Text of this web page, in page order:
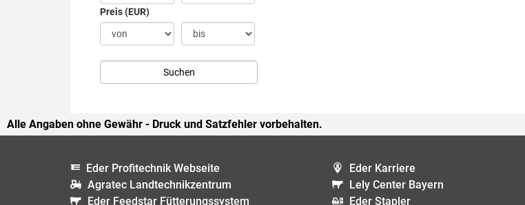
Preis (EUR)
Alle Angaben ohne Gewähr - Druck und Satzfehler vorbehalten.
Eder Profitechnik Webseite Eder Karriere
Agratec Landtechnikzentrum
Lely Center Bayern
Eder Feedstar Fütterungssystem
Eder Stapler